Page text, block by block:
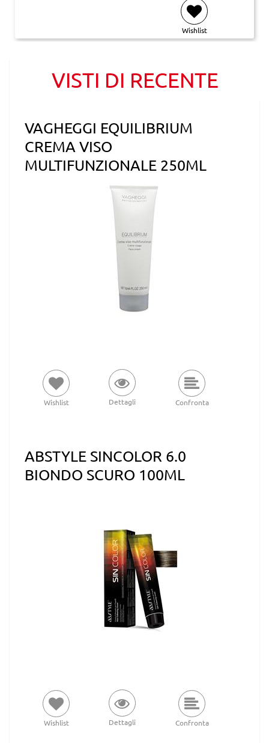
Wishlist
VISTI DI RECENTE
VAGHEGGI EQUILIBRIUM
CREMA VISO
MULTIFUNZIONALE 250ML
Wishlist Dettagli Confronta
ABSTYLE SINCOLOR 6.0
BIONDO SCURO 100ML
Wishlist Dettagli Confronta